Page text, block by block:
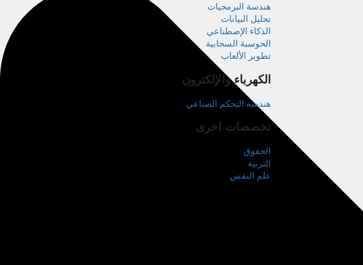
هندسة البرمجيات
تحليل البيانات
الذكاء الإصطناعي
الحوسبة السحابية
تطوير الألعاب
الكهرباء والإلكترون
هندسة التحكم الصناعي
تخصصات اخرى
الحقوق
التربية
علم النفس